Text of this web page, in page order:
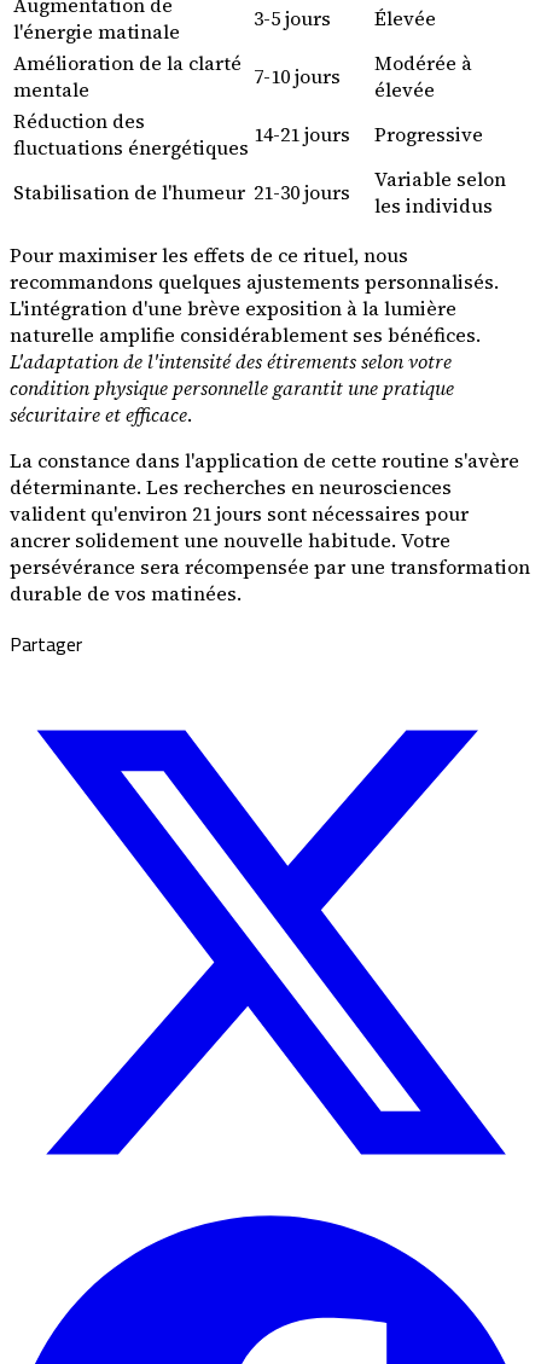
l'énergie matinale
3-5 jours
Élevée
Amélioration de la clarté
mentale
7-10 jours
Modérée à
élevée
Réduction des
fluctuations énergétiques 14-21 jours Progressive
Stabilisation de l'humeur 21-30 jours
Variable selon
les individus
Pour maximiser les effets de ce rituel, nous
recommandons quelques ajustements personnalisés.
L'intégration d'une brève exposition à la lumière
naturelle amplifie considérablement ses bénéfices.
L'adaptation de l'intensité des étirements selon votre
condition physique personnelle garantit une pratique
sécuritaire et efficace.
La constance dans l'application de cette routine s'avère
déterminante. Les recherches en neurosciences
valident qu'environ 21 jours sont nécessaires pour
ancrer solidement une nouvelle habitude. Votre
persévérance sera récompensée par une transformation
durable de vos matinées.
Partager